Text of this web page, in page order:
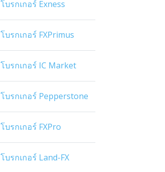
โบรกเกอร์ Exness
โบรกเกอร์ FXPrimus
โบรกเกอร์ IC Market
โบรกเกอร์ Pepperstone
โบรกเกอร์ FXPro
โบรกเกอร์ Land-FX